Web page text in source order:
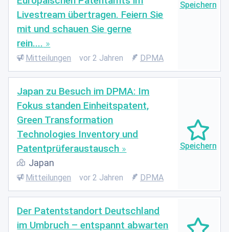
Livestream übertragen. Feiern Sie
mit und schauen Sie gerne
rein....
Mitteilungen vor 2 Jahren DPMA
Japan zu Besuch im DPMA: Im
Fokus standen Einheitspatent,
Green Transformation
Technologies Inventory und
Patentprüferaustausch
Japan
Mitteilungen vor 2 Jahren DPMA
Der Patentstandort Deutschland
im Umbruch – entspannt abwarten